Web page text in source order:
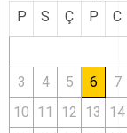
P S Ç P C
3 4 5 6
7
10 11 12 13
14